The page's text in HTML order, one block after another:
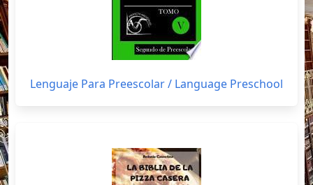
Lenguaje Para Preescolar / Language Preschool